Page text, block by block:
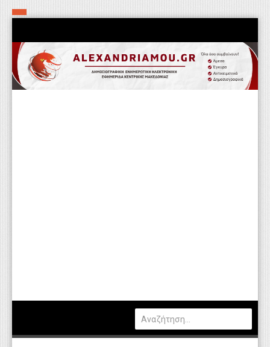
Αρχική
Τα εν δήμω εν οίκω
Πολιτιστικά-Εκκλησιαστικά
Καιρός